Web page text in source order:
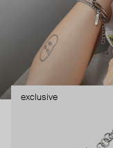
HOLD YOUR
вдохновленную
силу, а через
exclusive